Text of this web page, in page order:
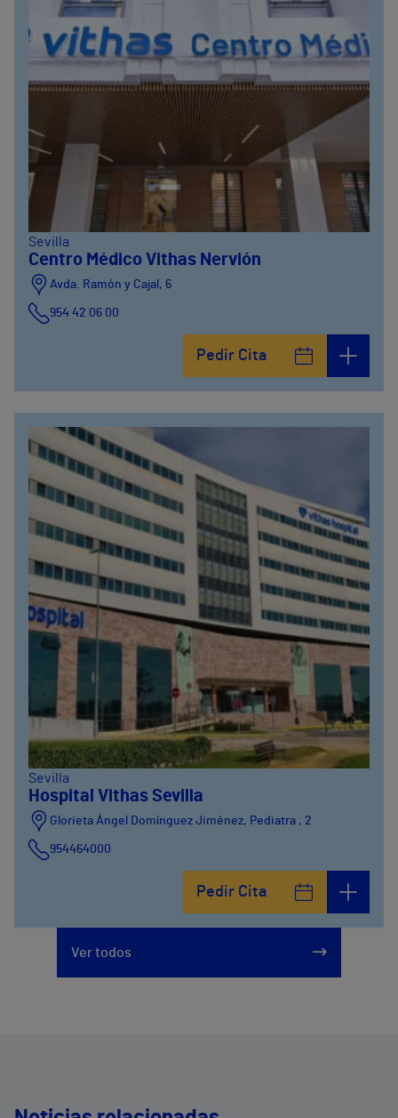
Sevilla
Centro Médico Vithas Nervión
Avda. Ramón y Cajal, 6
954 42 06 00
Pedir Cita
Sevilla
Hospital Vithas Sevilla
Glorieta Ángel Domínguez Jiménez, Pediatra , 2
954464000
Pedir Cita
Ver todos